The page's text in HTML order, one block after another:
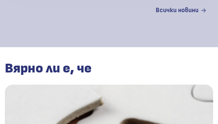
Всички новини
Вярно ли е, че